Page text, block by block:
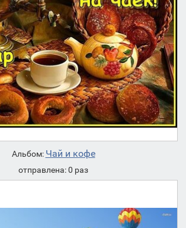
Альбом: Чай и кофе
отправлена: 0 раз